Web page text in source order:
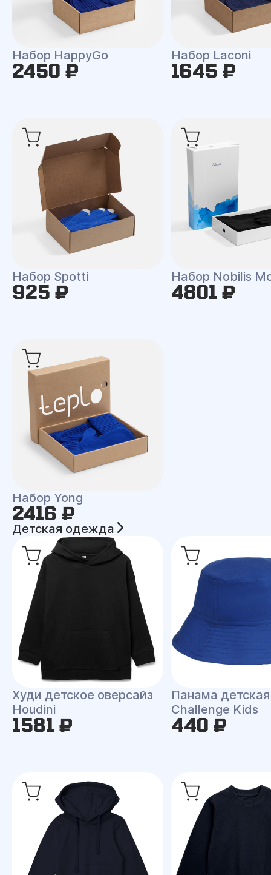
Набор HappyGo
2450 ₽
Набор Laconi
1645 ₽
Набор Spotti
925 ₽
Набор Nobilis
4801 ₽
Набор Yong
2416 ₽
Детская одежда
Худи детское оверсайз
Houdini
1581 ₽
Панама детская
Challenge Kids
440 ₽